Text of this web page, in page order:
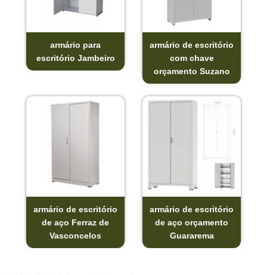
armário para
escritório Jambeiro
armário de escritório
com chave
orçamento Suzano
armário de escritório
de aço Ferraz de
Vasconcelos
armário de escritório
de aço orçamento
Guararema